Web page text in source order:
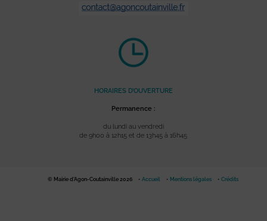
HORAIRES D’OUVERTURE
Permanence :
du lundi au vendredi
de 9h00 à 12h15 et de 13h45 à 16h45
© Mairie d'Agon-Coutainville 2026 Accueil Mentions légales Crédits